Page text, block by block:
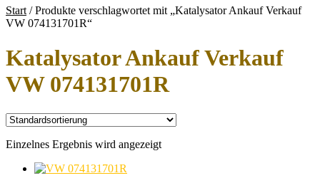
Start /Produkte verschlagwortet mit „Katalysator Ankauf Verkauf
VW 074131701R“
Katalysator Ankauf Verkauf
VW 074131701R
Einzelnes Ergebnis wird angezeigt